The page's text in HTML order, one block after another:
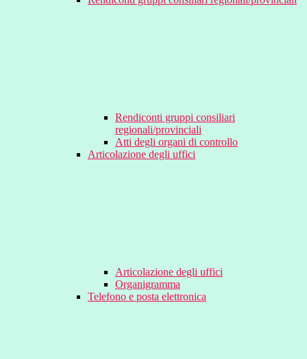
Rendiconti gruppi consiliari
regionali/provinciali
Atti degli organi di controllo
Articolazione degli uffici
Articolazione degli uffici
Organigramma
Telefono e posta elettronica